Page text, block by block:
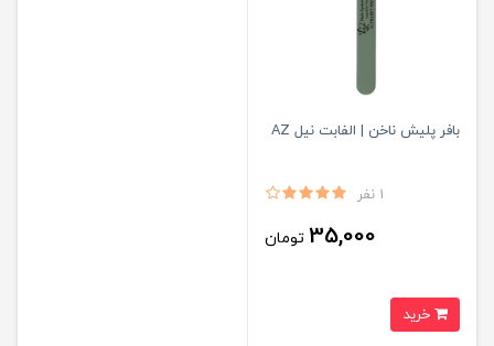
بافر پلیش ناخن | الفابت نیل AZ
1 نفر
35,000 تومان